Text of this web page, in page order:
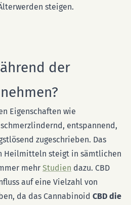
steigen.
der
Eigenschaften wie
entspannend,
zugeschrieben. Das
Heilmitteln steigt in sämtlichen
mehr Studien dazu. CBD
auf eine Vielzahl von
da das Cannabinoid CBD die